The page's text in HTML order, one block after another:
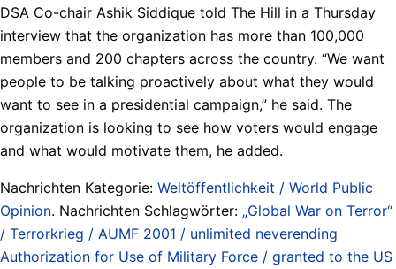
DSA Co-chair Ashik Siddique told The Hill in a Thursday
interview that the organization has more than 100,000
members and 200 chapters across the country. “We want
people to be talking proactively about what they would
want to see in a presidential campaign,” he said. The
organization is looking to see how voters would engage
and what would motivate them, he added.
Nachrichten Kategorie: Weltöffentlichkeit / World Public
Opinion. Nachrichten Schlagwörter: „Global War on Terror“
/ Terrorkrieg / AUMF 2001 / unlimited neverending
Authorization for Use of Military Force / granted to the US